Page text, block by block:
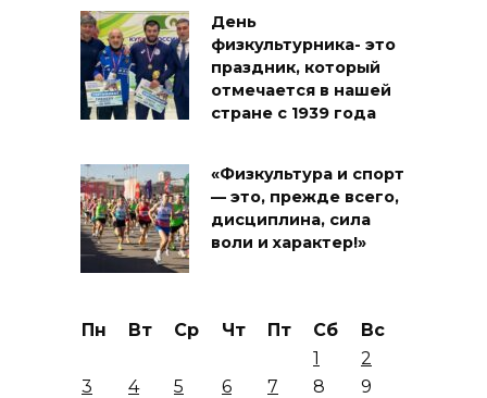
День
физкультурника- это
праздник, который
отмечается в нашей
стране с 1939 года
«Физкультура и спорт
— это, прежде всего,
дисциплина, сила
воли и характер!»
Пн Вт Ср Чт Пт Сб
Вс
1
2
3
4 5 6 7 8
9